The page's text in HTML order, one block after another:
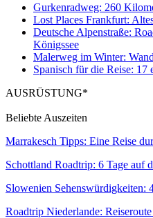
Gurkenradweg: 260
Lost Places Frankfurt:
Deutsche Alpenstraße:
Königssee
Malerweg im Winter:
Spanisch für die Reise: 17
AUSRÜSTUNG*
Beliebte Auszeiten
Marrakesch Tipps: Eine Reise
Schottland Roadtrip: 6 Tage auf
Slowenien Sehenswürdigkeiten:
Roadtrip Niederlande: